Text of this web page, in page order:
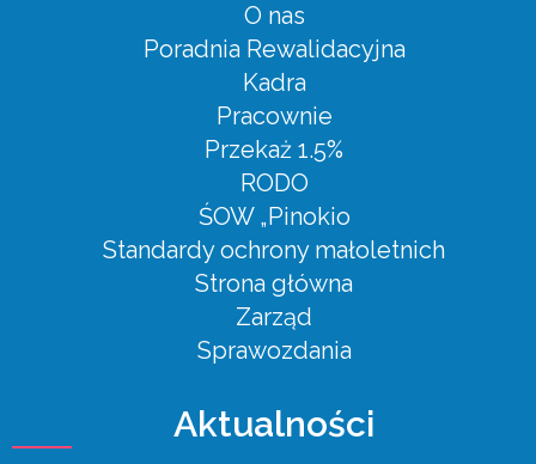
O nas
Poradnia Rewalidacyjna
Kadra
Pracownie
Przekaż 1.5%
RODO
ŚOW „Pinokio
Standardy ochrony małoletnich
Strona główna
Zarząd
Sprawozdania
Aktualności